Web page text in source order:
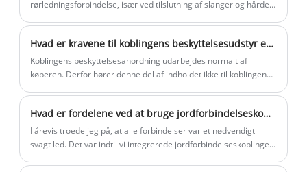
støbeanlæg og et bearbejdningsanlæg.
Og vores fabrik nær Ningbo havn og
Shanghai havn, så transporten er meget
bekvem. Velkommen til at besøge vores
fabrik og sende forespørgsler. Vi er
meget glade for at kunne sende dig den
bedste pris og gode kvalitetsprodukter.
rørledningsforbindelse, især ved tilslutning af slanger og hårde
Hvad er kravene til koblingens beskyttelsesudstyr efter installation?
Koblingens beskyttelsesanordning udarbejdes normalt af
køberen. Derfor hører denne del af indholdet ikke til koblingens
Hvad er fordelene ved at bruge jordforbindelseskoblinger i rørsystemer
I årevis troede jeg på, at alle forbindelser var et nødvendigt
svagt led. Det var indtil vi integrerede jordforbindelseskoblinger